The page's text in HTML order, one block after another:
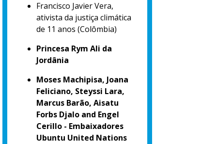
Francisco Javier Vera,
ativista da justiça climática
de 11 anos (Colômbia)
Princesa Rym Ali da
Jordânia
Moses Machipisa, Joana
Feliciano, Steyssi Lara,
Marcus Barão, Aisatu
Forbs Djalo and Engel
Cerillo - Embaixadores
Ubuntu United Nations